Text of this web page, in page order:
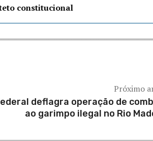
constitucional
Próximo
deflagra operação de
ao garimpo ilegal no Rio